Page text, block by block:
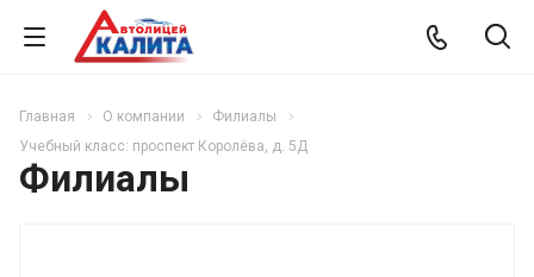
Главная О компании
Филиалы
Учебный класс: проспект Королёва, д. 5Д
Филиалы